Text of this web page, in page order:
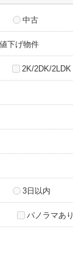
中古
値下げ物件
2K/2DK/2LDK
3日以内
パノラマあり